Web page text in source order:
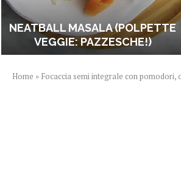
NEATBALL MASALA (POLPETTE
VEGGIE: PAZZESCHE!)
Home » Focaccia semi integrale con pomodori,